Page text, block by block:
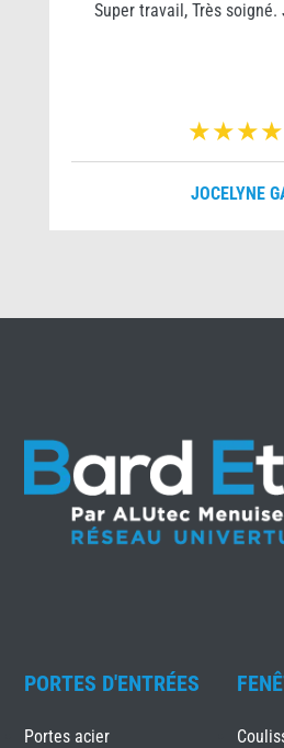
Super travail, Très soigné.
JOCELYNE
PORTES D'ENTRÉES
Portes acier